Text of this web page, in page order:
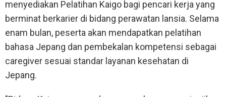
menyediakan Pelatihan Kaigo bagi pencari kerja yang
berminat berkarier di bidang perawatan lansia. Selama
enam bulan, peserta akan mendapatkan pelatihan
bahasa Jepang dan pembekalan kompetensi sebagai
caregiver sesuai standar layanan kesehatan di
Jepang.